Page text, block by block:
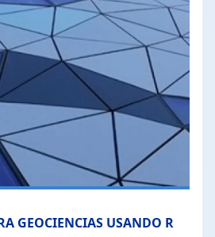
GEOCIENCIAS USANDO R